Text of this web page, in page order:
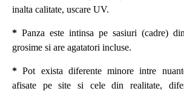
inalta calitate, uscare UV.
* Panza este intinsa pe sasiuri (cadre)
grosime si are agatatori incluse.
*Pot exista diferente minore intre
afisate pe site si cele din realitate,